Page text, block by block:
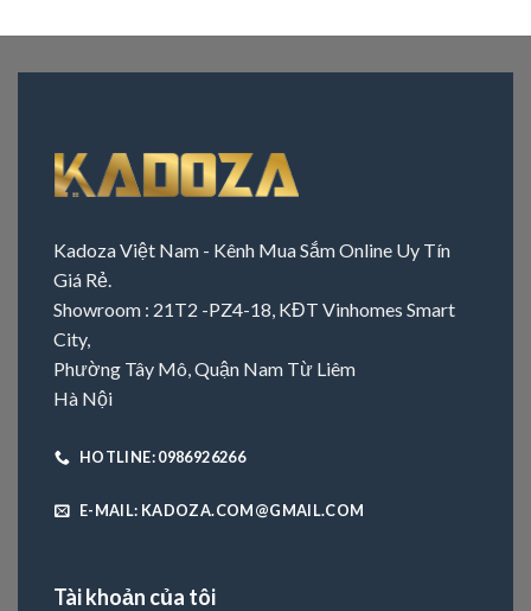
Kadoza Việt Nam - Kênh Mua Sắm Online Uy Tín
Giá Rẻ.
Showroom : 21T2 -PZ4-18, KĐT Vinhomes Smart
City,
Phường Tây Mô, Quận Nam Từ Liêm
Hà Nội
HOTLINE: 0986926266
E-MAIL: KADOZA.COM@GMAIL.COM
Tài khoản của tôi